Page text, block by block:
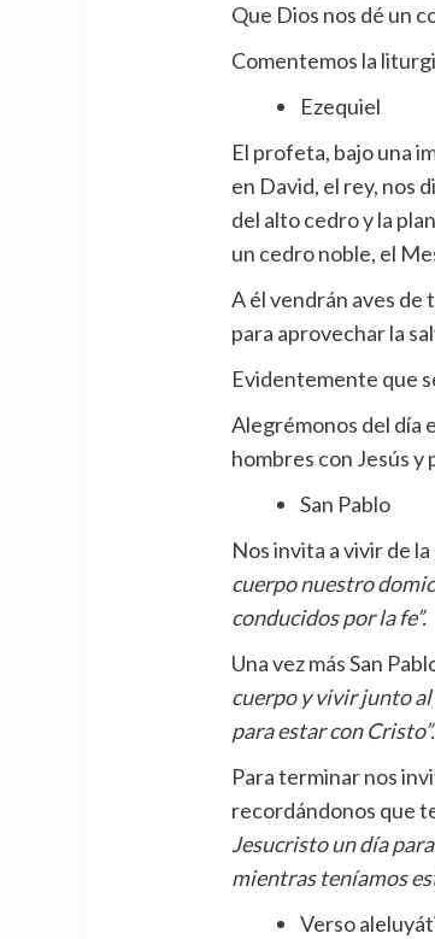
Que Dios nos dé un
Comentemos la
Ezequiel
El profeta, bajo una
en David, el rey, nos
del alto cedro y la
un cedro noble, el
A él vendrán aves de
para aprovechar la
Evidentemente que
Alegrémonos del día
hombres con Jesús y
San Pablo
Nos invita a vivir de
cuerpo nuestro
conducidos por la fe”.
Una vez más San
cuerpo y vivir junto al
para estar con Cristo”.
Para terminar nos
recordándonos que
Jesucristo un día
mientras teníamos
Verso